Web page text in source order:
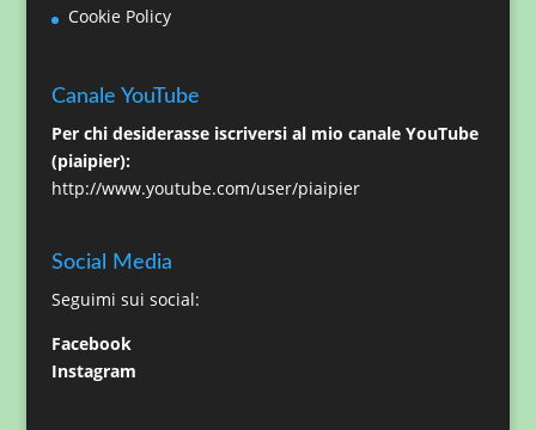
Cookie Policy
Canale YouTube
Per chi desiderasse iscriversi al mio canale YouTube
(piaipier):
http://www.youtube.com/user/piaipier
Social Media
Seguimi sui social:
Facebook
Instagram